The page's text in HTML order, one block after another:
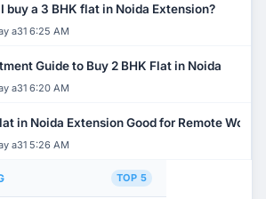
buy a 3 BHK flat in Noida Extension?
a31 6:25 AM
Guide to Buy 2 BHK Flat in Noida
a31 6:20 AM
in Noida Extension Good for Remote Work?
a31 5:26 AM
TOP 5